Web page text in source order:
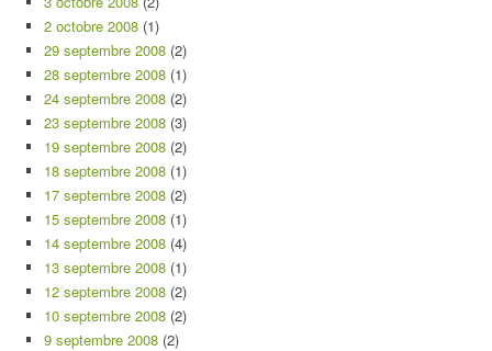
2 octobre 2008 (1)
29 septembre 2008 (2)
28 septembre 2008 (1)
24 septembre 2008 (2)
23 septembre 2008 (3)
19 septembre 2008 (2)
18 septembre 2008 (1)
17 septembre 2008 (2)
15 septembre 2008 (1)
14 septembre 2008 (4)
13 septembre 2008 (1)
12 septembre 2008 (2)
10 septembre 2008 (2)
9 septembre 2008 (2)